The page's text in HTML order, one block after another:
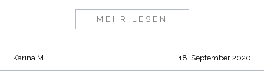
MEHR LESEN
Karina M. 18. September 2020